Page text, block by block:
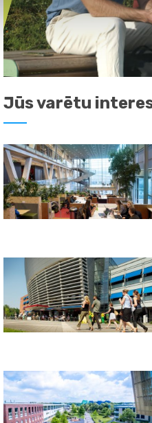
Jūs varētu